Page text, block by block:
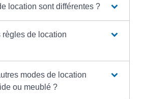
location sont différentes ?
de location
modes de location
ou meublé ?